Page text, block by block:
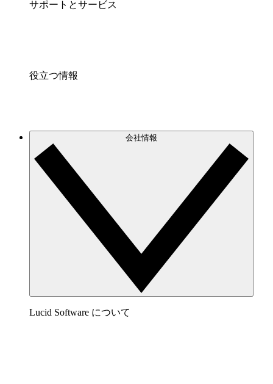
サポートとサービス
役立つ情報
会社情報
Lucid Software について